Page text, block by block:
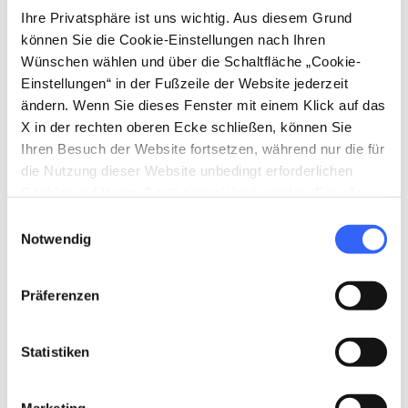
Ihre Privatsphäre ist uns wichtig. Aus diesem Grund
können Sie die Cookie-Einstellungen nach Ihren
Wünschen wählen und über die Schaltfläche „Cookie-
Einstellungen“ in der Fußzeile der Website jederzeit
ändern. Wenn Sie dieses Fenster mit einem Klick auf das
X in der rechten oberen Ecke schließen, können Sie
Ihren Besuch der Website fortsetzen, während nur die für
die Nutzung dieser Website unbedingt erforderlichen
Zustimmung.
Notwendig
Präferenzen
Statistiken
Prato und Umgebung
favorite_border
Südliche Maremma
favorite_border